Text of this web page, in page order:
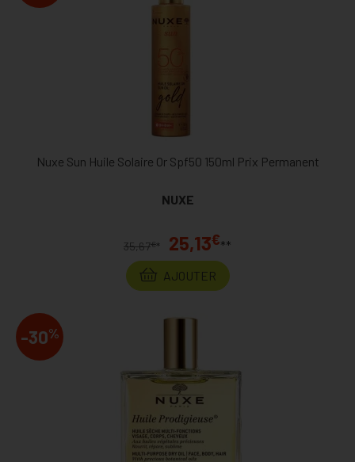
Nuxe Sun Huile Solaire Or Spf50 150ml Prix Permanent
NUXE
35,67€* 25,13€**
AJOUTER
-30%